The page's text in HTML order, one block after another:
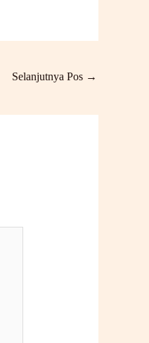
Selanjutnya Pos →